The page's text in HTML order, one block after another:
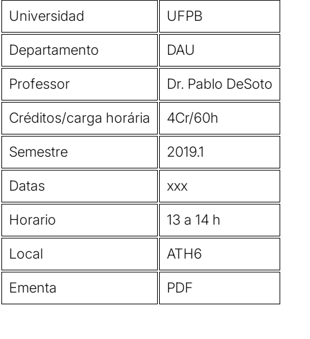
Universidad UFPB
Departamento DAU
Professor Dr. Pablo DeSoto
Créditos/carga horária 4Cr/60h
Semestre 2019.1
Datas xxx
Horario 13 a 14 h
Local ATH6
Ementa PDF